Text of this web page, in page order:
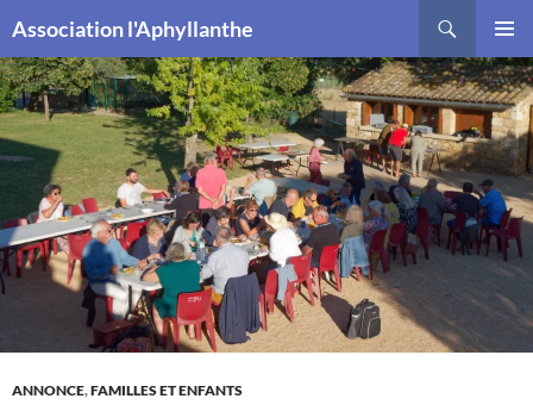
Association l'Aphyllanthe
MENU
AU
CONTENU
ANNONCE,FAMILLES ET ENFANTS